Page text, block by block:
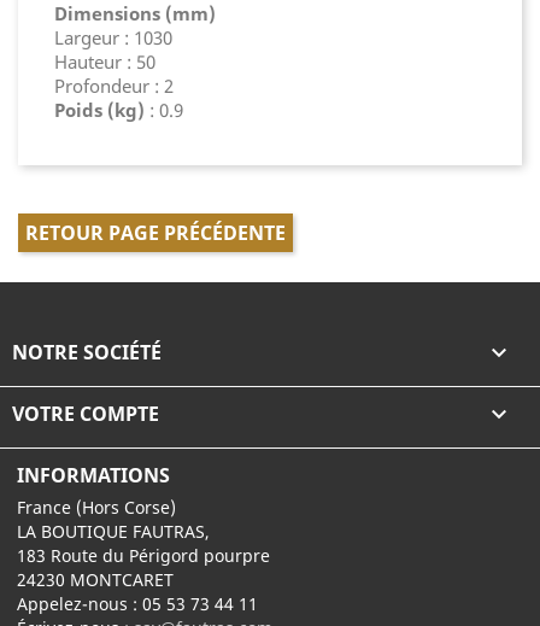
Dimensions (mm)
Largeur : 1030
Hauteur : 50
Profondeur : 2
Poids (kg) : 0.9
RETOUR PAGE PRÉCÉDENTE
NOTRE SOCIÉTÉ 
VOTRE COMPTE 
INFORMATIONS
France (Hors Corse)
LA BOUTIQUE FAUTRAS,
183 Route du Périgord pourpre
24230 MONTCARET
Appelez-nous :05 53 73 44 11